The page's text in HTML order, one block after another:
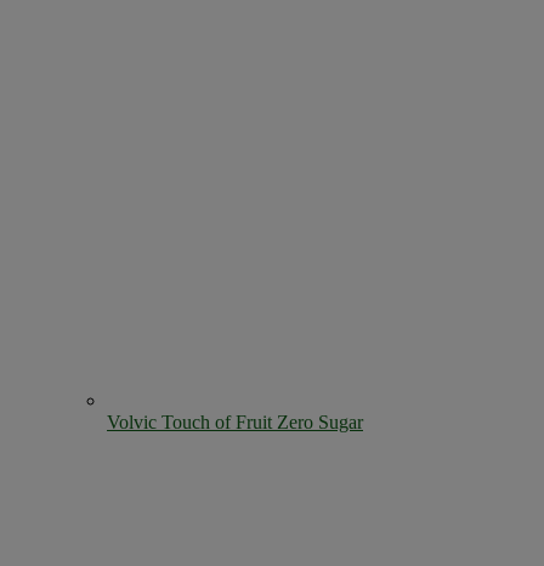
Volvic Touch of Fruit Zero Sugar